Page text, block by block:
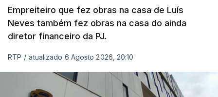
Empreiteiro que fez obras na casa de Luís
Neves também fez obras na casa do ainda
diretor financeiro da PJ.
RTP / atualizado 6 Agosto 2026, 20:10